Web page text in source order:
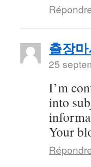
출장
25
I’m
into
Your